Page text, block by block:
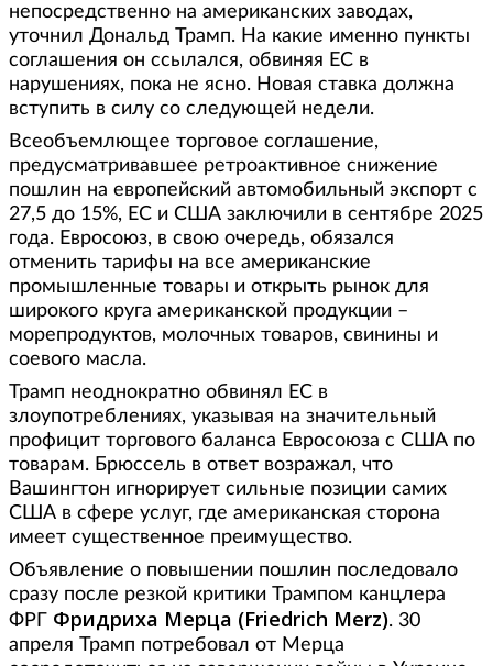
непосредственно на американских заводах,
уточнил Дональд Трамп. На какие именно пункты
соглашения он ссылался, обвиняя ЕС в
нарушениях, пока не ясно. Новая ставка должна
вступить в силу со следующей недели.
Всеобъемлющее торговое соглашение,
предусматривавшее ретроактивное снижение
пошлин на европейский автомобильный экспорт с
27,5 до 15%, ЕС и США заключили в сентябре 2025
года. Евросоюз, в свою очередь, обязался
отменить тарифы на все американские
промышленные товары и открыть рынок для
широкого круга американской продукции –
морепродуктов, молочных товаров, свинины и
соевого масла.
Трамп неоднократно обвинял ЕС в
злоупотреблениях, указывая на значительный
профицит торгового баланса Евросоюза с США по
товарам. Брюссель в ответ возражал, что
Вашингтон игнорирует сильные позиции самих
США в сфере услуг, где американская сторона
имеет существенное преимущество.
Объявление о повышении пошлин последовало
сразу после резкой критики Трампом канцлера
ФРГ Фридриха Мерца (Friedrich Merz). 30
апреля Трамп потребовал от Мерца